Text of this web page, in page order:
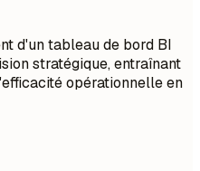
d'un tableau de bord BI
stratégique, entraînant
opérationnelle en